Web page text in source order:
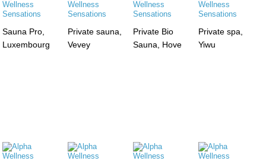
Sauna Pro,
Luxembourg
Private sauna,
Vevey
Private Bio
Sauna, Hove
Private spa,
Yiwu